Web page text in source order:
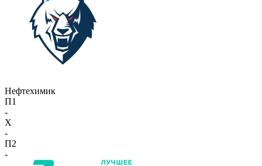
Нефтехимик
П1
-
X
-
П2
-